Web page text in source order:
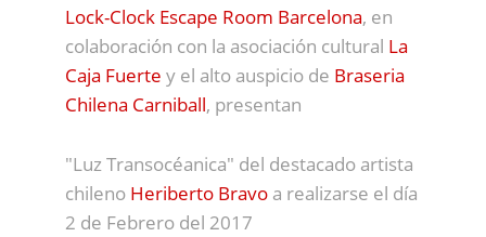
Lock-Clock Escape Room Barcelona, en
colaboración con la asociación cultural
La
Caja Fuerte y el alto auspicio de Braseria
Chilena Carniball , presentan
"Luz Transocéanica" del destacado artista
chileno Heriberto Bravo a realizarse el día
2 de Febrero del 2017